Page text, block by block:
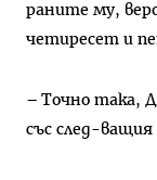
раните му,
четиресет и
– Точно така,
със след-ващия